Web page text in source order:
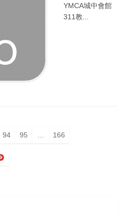
YMCA城中會館
311教...
94 95 … 166